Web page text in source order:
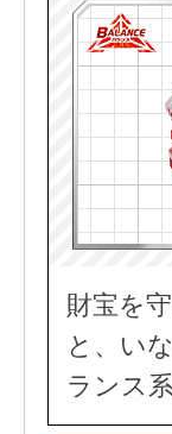
財宝を
と、い
ランス